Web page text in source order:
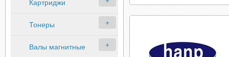
Картриджи
Тонеры
Валы магнитные